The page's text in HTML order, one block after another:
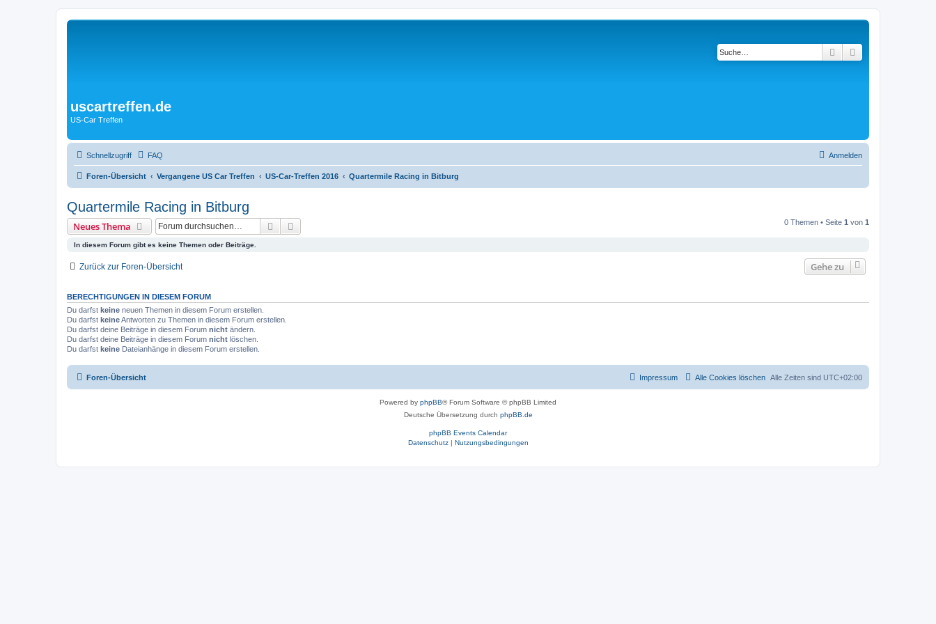
uscartreffen.de
US-Car Treffen
Suche
Schnellzugriff FAQ Anmelden
Foren-Übersicht Vergangene US Car Treffen US-Car-Treffen 2016 Quartermile Racing in Bitburg
Quartermile Racing in Bitburg
Neues Thema Suche 0 Themen • Seite 1 von 1
In diesem Forum gibt es keine Themen oder Beiträge.
Zurück zur Foren-Übersicht Gehe zu
BERECHTIGUNGEN IN DIESEM FORUM
Du darfst keine neuen Themen in diesem Forum erstellen.
Du darfst keineAntworten zu Themen in diesem Forum erstellen.
Du darfst deine Beiträge in diesem Forum nicht ändern.
Du darfst deine Beiträge in diesem Forum nicht löschen.
Du darfst keine Dateianhänge in diesem Forum erstellen.
Foren-Übersicht Alle Zeiten sind UTC+02:00
Alle Cookies löschen
Impressum
Powered by phpBB® Forum Software © phpBB Limited
Deutsche Übersetzung durch phpBB.de
phpBB Events Calendar
Datenschutz| Nutzungsbedingungen